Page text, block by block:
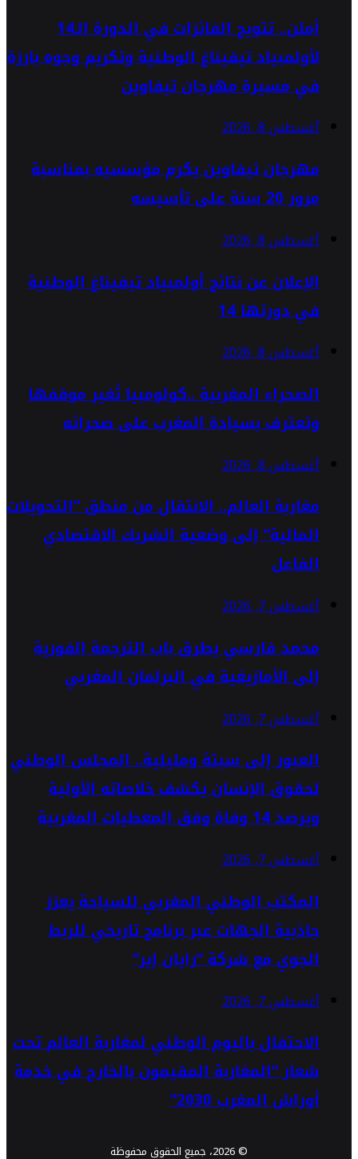
أملن.. تتويج الفائزات في الدورة الـ14
لأولمبياد تيفيناغ الوطنية وتكريم وجوه بارزة
في مسيرة مهرجان تيفاوين
أغسطس 8, 2026
مهرجان تيفاوين يكرم مؤسسيه بمناسبة
مرور 20 سنة على تأسيسه
أغسطس 8, 2026
الإعلان عن نتائج أولمبياد تيفيناغ الوطنية
في دورتها 14
أغسطس 8, 2026
الصحراء المغربية ..كولومبيا تُغير موقفها
وتعترف بسيادة المغرب على صحرائه
أغسطس 8, 2026
مغاربة العالم.. الانتقال من منطق “التحويلات
المالية” إلى وضعية الشريك الاقتصادي
الفاعل
أغسطس 7, 2026
محمد فارسي يطرق باب الترجمة الفورية
إلى الأمازيغية في البرلمان المغربي
أغسطس 7, 2026
العبور إلى سبتة ومليلية.. المجلس الوطني
لحقوق الإنسان يكشف خلاصاته الأولية
ويرصد 14 وفاة وفق المعطيات المغربية
أغسطس 7, 2026
المكتب الوطني المغربي للسياحة يعزز
جاذبية الجهات عبر برنامج تاريخي للربط
الجوي مع شركة “رايان إير”
أغسطس 7, 2026
الاحتفال باليوم الوطني لمغاربة العالم تحت
شعار “المغاربة المقيمون بالخارج في خدمة
أوراش المغرب 2030”
© 2026، جميع الحقوق محفوظة